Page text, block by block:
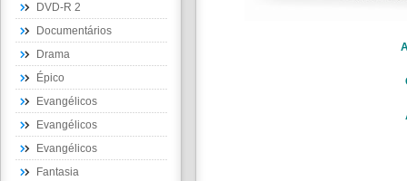
DVD-R 2
Documentários
Drama
Épico
Evangélicos
Evangélicos
Evangélicos
Fantasia